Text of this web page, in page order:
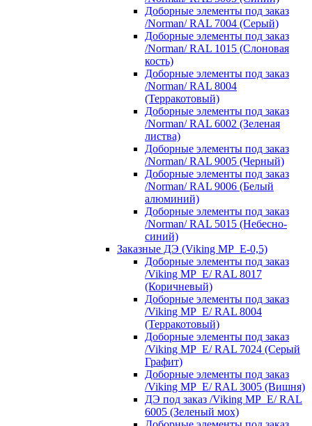
Доборные элементы под заказ
/Norman/ RAL 7004 (Серый)
Доборные элементы под заказ
/Norman/ RAL 1015 (Слоновая
кость)
Доборные элементы под заказ
/Norman/ RAL 8004
(Терракотовый)
Доборные элементы под заказ
/Norman/ RAL 6002 (Зеленая
листва)
Доборные элементы под заказ
/Norman/ RAL 9005 (Черный)
Доборные элементы под заказ
/Norman/ RAL 9006 (Белый
алюминий)
Доборные элементы под заказ
/Norman/ RAL 5015 (Небесно-
синий)
Заказные ДЭ (Viking MP_E-0,5)
Доборные элементы под заказ
/Viking MP_E/ RAL 8017
(Коричневый)
Доборные элементы под заказ
/Viking MP_E/ RAL 8004
(Терракотовый)
Доборные элементы под заказ
/Viking MP_E/ RAL 7024 (Серый
Графит)
Доборные элементы под заказ
/Viking MP_E/ RAL 3005 (Вишня)
ДЭ под заказ /Viking MP_E/ RAL
6005 (Зеленый мох)